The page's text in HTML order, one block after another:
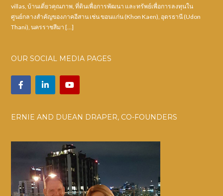
villas, บ้านเดี่ยวคุณภาพ, ที่ดินเพื่อการพัฒนา และทรัพย์เพื่อการลงทุนใน
ศูนย์กลางสำคัญของภาคอีสาน เช่น ขอนแก่น (Khon Kaen), อุดรธานี (Udon
Thani), นครราชสีมา […]
OUR SOCIAL MEDIA PAGES
ERNIE AND DUEAN DRAPER, CO-FOUNDERS